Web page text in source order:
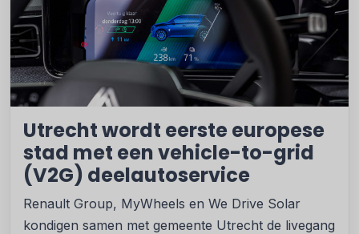
Utrecht wordt eerste europese
stad met een vehicle-to-grid
(V2G) deelautoservice
Renault Group, MyWheels en We Drive Solar
kondigen samen met gemeente Utrecht de livegang